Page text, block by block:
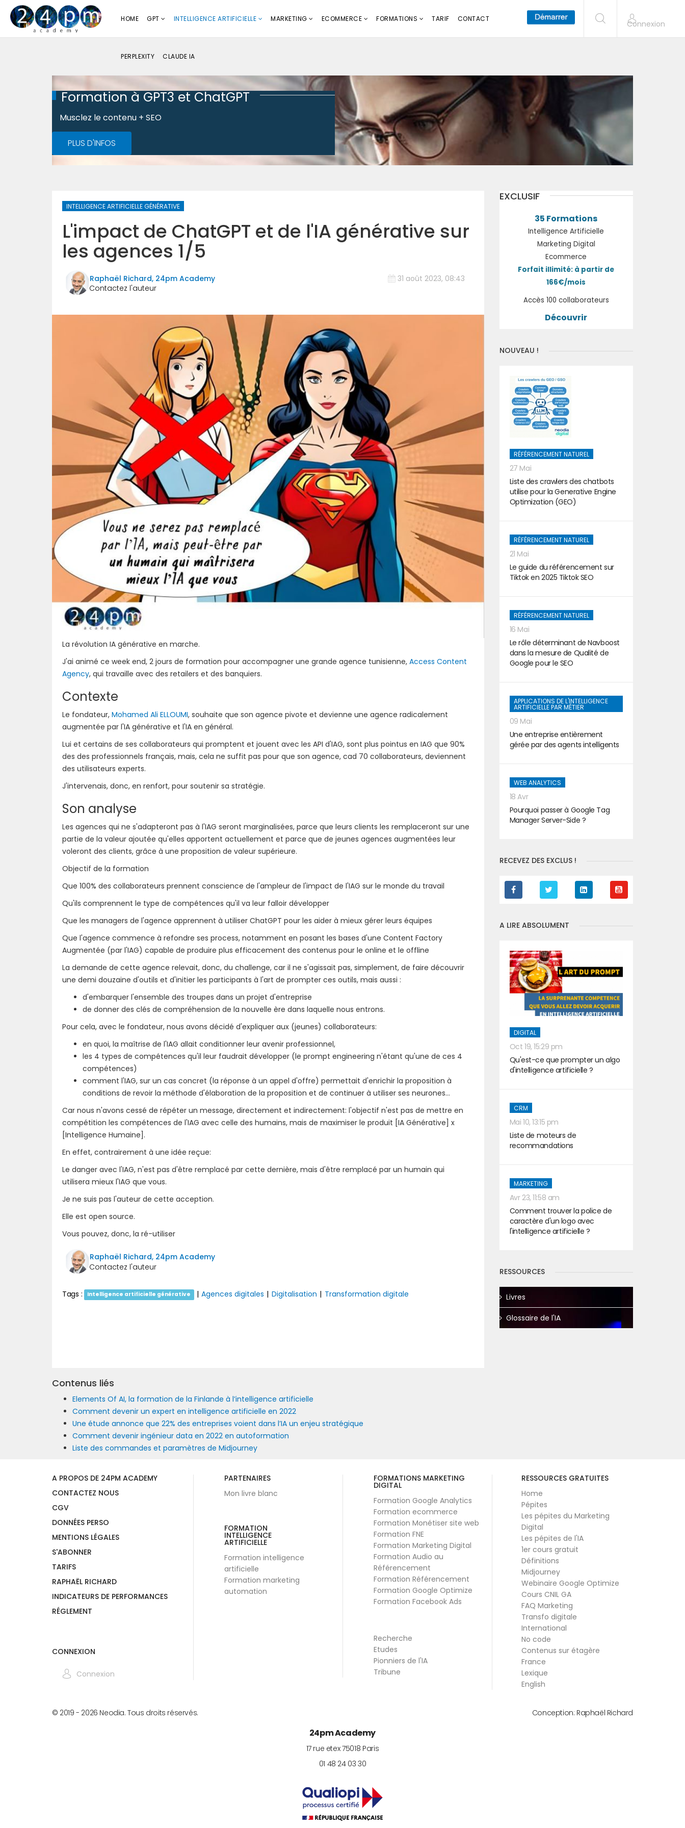
HOME GPT INTELLIGENCE ARTIFICIELLE MARKETING ECOMMERCE FORMATIONS TARIF CONTACT
PERPLEXITY CLAUDE IA
Connexion
Formation à GPT3 et ChatGPT
Musclez le contenu + SEO
PLUS D'INFOS
INTELLIGENCE ARTIFICIELLE GÉNÉRATIVE
L'impact de ChatGPT et de l'IA générative sur
les agences 1/5
Raphaël Richard, 24pm Academy 31 août 2023, 08:43
La révolution IA générative en marche.
J'ai animé ce week end, 2 jours de formation pour accompagner une grande agence tunisienne, Access Content
Agency, qui travaille avec des retailers et des banquiers.
Contexte
Le fondateur, Mohamed Ali ELLOUMI, souhaite que son agence pivote et devienne une agence radicalement
augmentée par l'IA générative et l'IA en général.
Lui et certains de ses collaborateurs qui promptent et jouent avec les API d'IAG, sont plus pointus en IAG que 90%
des des professionnels français, mais, cela ne suffit pas pour que son agence, cad 70 collaborateurs, deviennent
des utilisateurs experts.
J'intervenais, donc, en renfort, pour soutenir sa stratégie.
Son analyse
Les agences qui ne s'adapteront pas à l'IAG seront marginalisées, parce que leurs clients les remplaceront sur une
partie de la valeur ajoutée qu'elles apportent actuellement et parce que de jeunes agences augmentées leur
voleront des clients, grâce à une proposition de valeur supérieure.
Objectif de la formation
Que 100% des collaborateurs prennent conscience de l'ampleur de l'impact de l'IAG sur le monde du travail
Qu'ils comprennent le type de compétences qu'il va leur falloir développer
Que les managers de l'agence apprennent à utiliser ChatGPT pour les aider à mieux gérer leurs équipes
Que l'agence commence à refondre ses process, notamment en posant les bases d'une Content Factory
Augmentée (par l'IAG) capable de produire plus efficacement des contenus pour le online et le offline
La demande de cette agence relevait, donc, du challenge, car il ne s'agissait pas, simplement, de faire découvrir
une demi douzaine d'outils et d'initier les participants à l'art de prompter ces outils, mais aussi :
d'embarquer l'ensemble des troupes dans un projet d'entreprise
de donner des clés de compréhension de la nouvelle ère dans laquelle nous entrons.
Pour cela, avec le fondateur, nous avons décidé d'expliquer aux (jeunes) collaborateurs:
en quoi, la maîtrise de l'IAG allait conditionner leur avenir professionnel,
les 4 types de compétences qu'il leur faudrait développer (le prompt engineering n'étant qu'une de ces 4
compétences)
comment l'IAG, sur un cas concret (la réponse à un appel d'offre) permettait d'enrichir la proposition à
conditions de revoir la méthode d'élaboration de la proposition et de continuer à utiliser ses neurones...
Car nous n'avons cessé de répéter un message, directement et indirectement: l'objectif n'est pas de mettre en
compétition les compétences de l'IAG avec celle des humains, mais de maximiser le produit [IA Générative] x
[Intelligence Humaine].
En effet, contrairement à une idée reçue:
Le danger avec l'IAG, n'est pas d'être remplacé par cette dernière, mais d'être remplacé par un humain qui
utilisera mieux l'IAG que vous.
Je ne suis pas l'auteur de cette acception.
Elle est open source.
Vous pouvez, donc, la ré-utiliser
Raphaël Richard, 24pm Academy
Tags : Intelligence artificielle générative | Agences digitales | Digitalisation | Transformation digitale
EXCLUSIF
35 Formations
Intelligence Artificielle
Marketing Digital
Ecommerce
Forfait illimité: à partir de
166€/mois
Accès 100 collaborateurs
Découvrir
NOUVEAU !
RÉFÉRENCEMENT NATUREL
27 Mai
Liste des crawlers des chatbots
utilise pour la Generative Engine
Optimization (GEO)
RÉFÉRENCEMENT NATUREL
21 Mai
Le guide du référencement sur
Tiktok en 2025 Tiktok SEO
RÉFÉRENCEMENT NATUREL
16 Mai
Le rôle déterminant de Navboost
dans la mesure de Qualité de
Google pour le SEO
APPLICATIONS DE L'INTELLIGENCE
ARTIFICIELLE PAR MÉTIER
09 Mai
Une entreprise entièrement
gérée par des agents intelligents
WEB ANALYTICS
18 Avr
Pourquoi passer à Google Tag
Manager Server-Side ?
RECEVEZ DES EXCLUS !
A LIRE ABSOLUMENT
DIGITAL
Oct 19, 15:29 pm
Qu'est-ce que prompter un algo
d'intelligence artificielle ?
CRM
Mai 10, 13:15 pm
Liste de moteurs de
recommandations
MARKETING
Avr 23, 11:58 am
Comment trouver la police de
caractère d'un logo avec
l'intelligence artificielle ?
RESSOURCES
Livres
Glossaire de l'IA
Contenus liés
Elements Of AI, la formation de la Finlande à l’intelligence artificielle
Comment devenir un expert en intelligence artificielle en 2022
Une étude annonce que 22% des entreprises voient dans l’IA un enjeu stratégique
Comment devenir ingénieur data en 2022 en autoformation
Liste des commandes et paramètres de Midjourney
A PROPOS DE 24PM ACADEMY
CONTACTEZ NOUS
CGV
DONNÉES PERSO
MENTIONS LÉGALES
S'ABONNER
TARIFS
RAPHAËL RICHARD
INDICATEURS DE PERFORMANCES
RÉGLEMENT
CONNEXION
Connexion
PARTENAIRES
Mon livre blanc
FORMATION
INTELLIGENCE
ARTIFICIELLE
Formation intelligence
artificielle
Formation marketing
automation
FORMATIONS MARKETING
DIGITAL
Formation Google Analytics
Formation ecommerce
Formation Monétiser site web
Formation FNE
Formation Marketing Digital
Formation Audio au
Référencement
Formation Référencement
Formation Google Optimize
Formation Facebook Ads
Recherche
Etudes
Pionniers de l'IA
Tribune
RESSOURCES GRATUITES
Home
Pépites
Les pépites du Marketing
Digital
Les pépites de l'IA
1er cours gratuit
Définitions
Midjourney
Webinaire Google Optimize
Cours CNIL GA
FAQ Marketing
Transfo digitale
International
No code
Contenus sur étagère
France
Lexique
English
© 2019 - 2026 Neodia. Tous droits réservés. Conception: Raphaël Richard
24pm Academy
17 rue etex 75018 Paris
01 48 24 03 30